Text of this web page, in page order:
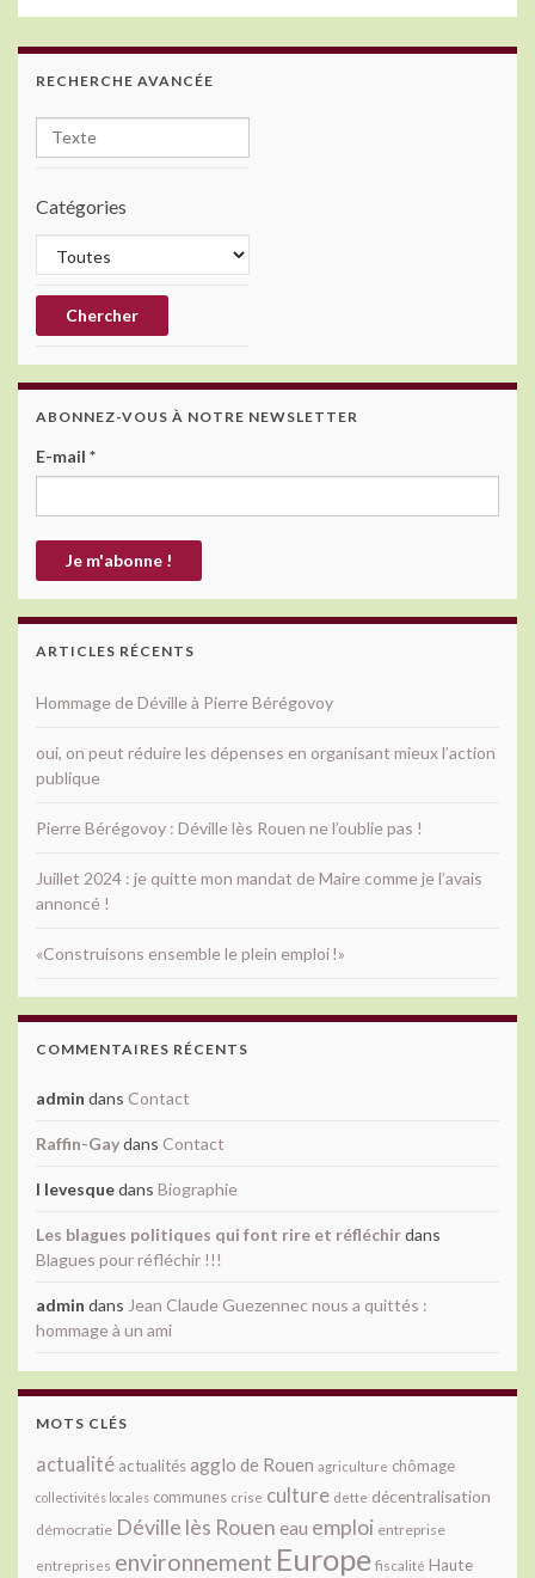
b
o
o
k
er dI
n
RECHERCHE AVANCÉE
Catégories
ABONNEZ-VOUS À NOTRE NEWSLETTER
E-mail *
ARTICLES RÉCENTS
Hommage de Déville à Pierre Bérégovoy
oui, on peut réduire les dépenses en organisant mieux l’action
publique
Pierre Bérégovoy : Déville lès Rouen ne l’oublie pas !
Juillet 2024 : je quitte mon mandat de Maire comme je l’avais
annoncé !
«Construisons ensemble le plein emploi !»
COMMENTAIRES RÉCENTS
admin dans Contact
Raffin-Gaydans Contact
l levesquedans Biographie
Les blagues politiques qui font rire et réfléchirdans
Blagues pour réfléchir !!!
admin dans Jean Claude Guezennec nous a quittés :
hommage à un ami
MOTS CLÉS
actualité actualitésagglo de Rouen agriculture chômage
collectivités locales communes crise culture dette décentralisation
démocratie Déville lès Rouen eau emploi entreprise
entreprises environnement Europe fiscalité Haute